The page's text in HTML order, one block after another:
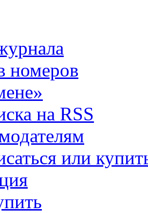
номеров
на RSS
или